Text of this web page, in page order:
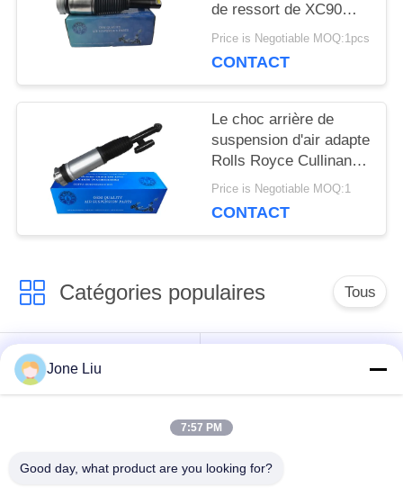
INTIMITÉ
POLITIQUE
de ressort de XC90
Front Right Air Strut Air
Price is Negotiable MOQ:1pcs
CONTACT
Le choc arrière de
suspension d'air adapte
Rolls Royce Cullinan
37106878225
Price is Negotiable MOQ:1
CONTACT
Catégories populaires Tous
Choc de suspension
d'air
benz
pièces de suspension
Jone Liu
7:57 PM
Good day, what product are you looking for?